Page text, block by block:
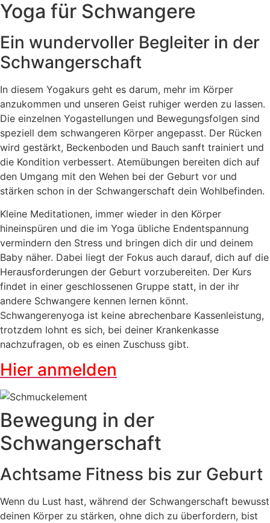
Yoga für Schwangere
Ein wundervoller Begleiter in der
Schwangerschaft
In diesem Yogakurs geht es darum, mehr im Körper
anzukommen und unseren Geist ruhiger werden zu lassen.
Die einzelnen Yogastellungen und Bewegungsfolgen sind
speziell dem schwangeren Körper angepasst. Der Rücken
wird gestärkt, Beckenboden und Bauch sanft trainiert und
die Kondition verbessert. Atemübungen bereiten dich auf
den Umgang mit den Wehen bei der Geburt vor und
stärken schon in der Schwangerschaft dein Wohlbefinden.
Kleine Meditationen, immer wieder in den Körper
hineinspüren und die im Yoga übliche Endentspannung
vermindern den Stress und bringen dich dir und deinem
Baby näher. Dabei liegt der Fokus auch darauf, dich auf die
Herausforderungen der Geburt vorzubereiten. Der Kurs
findet in einer geschlossenen Gruppe statt, in der ihr
andere Schwangere kennen lernen könnt.
Schwangerenyoga ist keine abrechenbare Kassenleistung,
trotzdem lohnt es sich, bei deiner Krankenkasse
nachzufragen, ob es einen Zuschuss gibt.
Hier anmelden
Bewegung in der
Schwangerschaft
Achtsame Fitness bis zur Geburt
Wenn du Lust hast, während der Schwangerschaft bewusst
deinen Körper zu stärken, ohne dich zu überfordern, bist